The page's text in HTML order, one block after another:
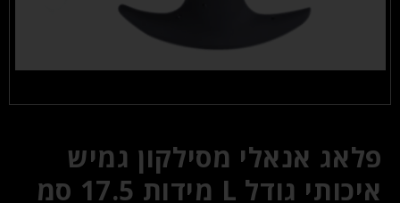
פלאג אנאלי מסילקון גמיש
איכותי גודל L מידות 17.5 סמ